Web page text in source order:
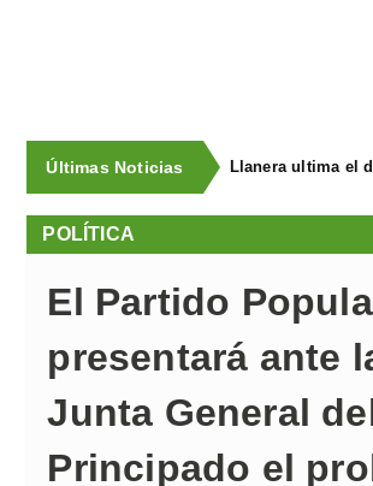
Últimas Noticias
POLÍTICA
El Partido
presentará ante
Junta General
Principado el